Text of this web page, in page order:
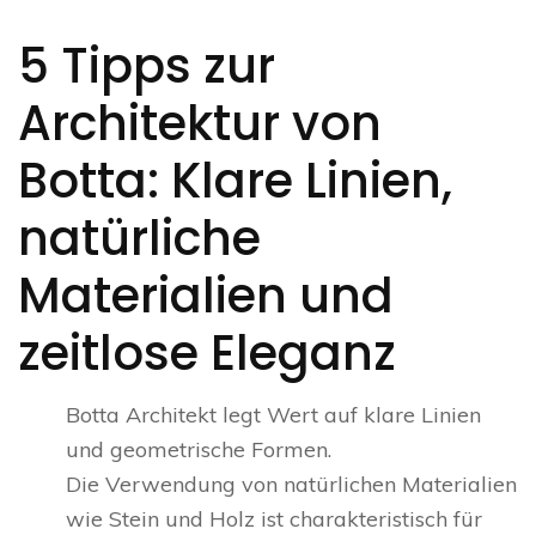
5 Tipps zur
Architektur von
Botta: Klare Linien,
natürliche
Materialien und
zeitlose Eleganz
Botta Architekt legt Wert auf klare Linien
und geometrische Formen.
Die Verwendung von natürlichen Materialien
wie Stein und Holz ist charakteristisch für